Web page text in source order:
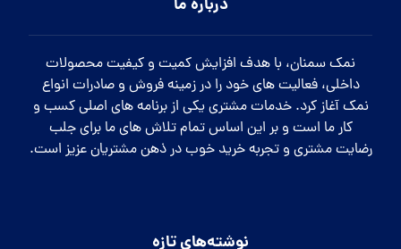
کاربرد نمک صدفی صنعتی در صنایع مختلف
معادن نمک آبی ایرانی در کدام مناطق قرار دارد
درمان گرما زدگی با قرص نمک خوراکی
تاثیر نمک اپسوم بر رفع تیرگی های بدن
زمان مناسب برای افزودن نمک تصفیه شده سودمند به غذا
روش تشخیص نمک نارنجی گرمسار به چه طریقی است؟
نمک صنعتی آذرخش در چه صنایعی مورد استفاده قرار می گیرد.